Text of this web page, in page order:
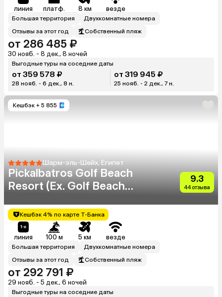
линия платф. 8 км везде
Большая территория
Двухкомнатные номера
Отзывы за этот год
Собственный пляж
от 286 485 ₽
30 нояб. - 8 дек., 8 ночей
Выгодные туры на соседние даты
от 359 578 ₽
28 нояб. - 6 дек., 8 н.
от 319 945 ₽
25 нояб. - 2 дек., 7 н.
Кешбэк + 5 855
Шарм-эль-Шейх, Египет
Pickalbatros Golf Beach
Resort (Ex. Golf Beach
9.3
44 отзыва
Кешбэк 4% по карте Т-Банка
линия 100 м 5 км везде
Большая территория
Двухкомнатные номера
Отзывы за этот год
Собственный пляж
от 292 791 ₽
29 нояб. - 5 дек., 6 ночей
Выгодные туры на соседние даты